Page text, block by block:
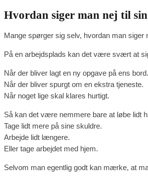
Hvordan siger man nej til sin
Mange spørger sig selv, hvordan man siger
På en arbejdsplads kan det være svært at
Når der bliver lagt en ny opgave på ens bord.
Når der bliver spurgt om en ekstra tjeneste.
Når noget lige skal klares hurtigt.
Så kan det være nemmere bare at løbe lidt
Tage lidt mere på sine skuldre.
Arbejde lidt længere.
Eller tage arbejdet med hjem.
Selvom man egentlig godt kan mærke, at